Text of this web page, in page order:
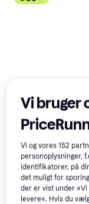
Turfline 7.5kg
Græsfrø
Græsfrø
515 kr.
7 butikker
Vi bruger
Vi og vores152
personoplysninger,
identifikatorer, på
det muligt for
der er vist under
levere«. Hvis du